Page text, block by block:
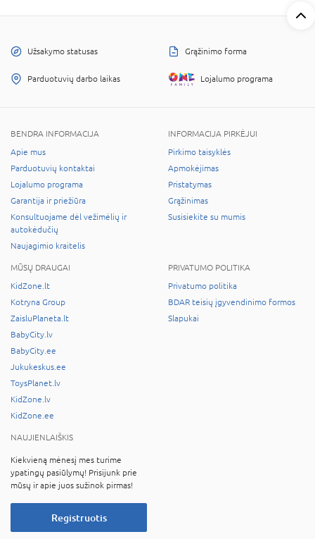
Užsakymo statusas Grąžinimo forma
Parduotuvių darbo laikas Lojalumo programa
BENDRA INFORMACIJA
Apie mus
Parduotuvių kontaktai
Lojalumo programa
Garantija ir priežiūra
Konsultuojame dėl vežimėlių ir
autokėdučių
Naujagimio kraitelis
INFORMACIJA PIRKĖJUI
Pirkimo taisyklės
Apmokėjimas
Pristatymas
Grąžinimas
Susisiekite su mumis
MŪSŲ DRAUGAI
KidZone.lt
Kotryna Group
ZaisluPlaneta.lt
BabyCity.lv
BabyCity.ee
Jukukeskus.ee
ToysPlanet.lv
KidZone.lv
KidZone.ee
PRIVATUMO POLITIKA
Privatumo politika
BDAR teisių įgyvendinimo formos
Slapukai
NAUJIENLAIŠKIS
Kiekvieną mėnesį mes turime
ypatingų pasiūlymų! Prisijunk prie
mūsų ir apie juos sužinok pirmas!
Registruotis